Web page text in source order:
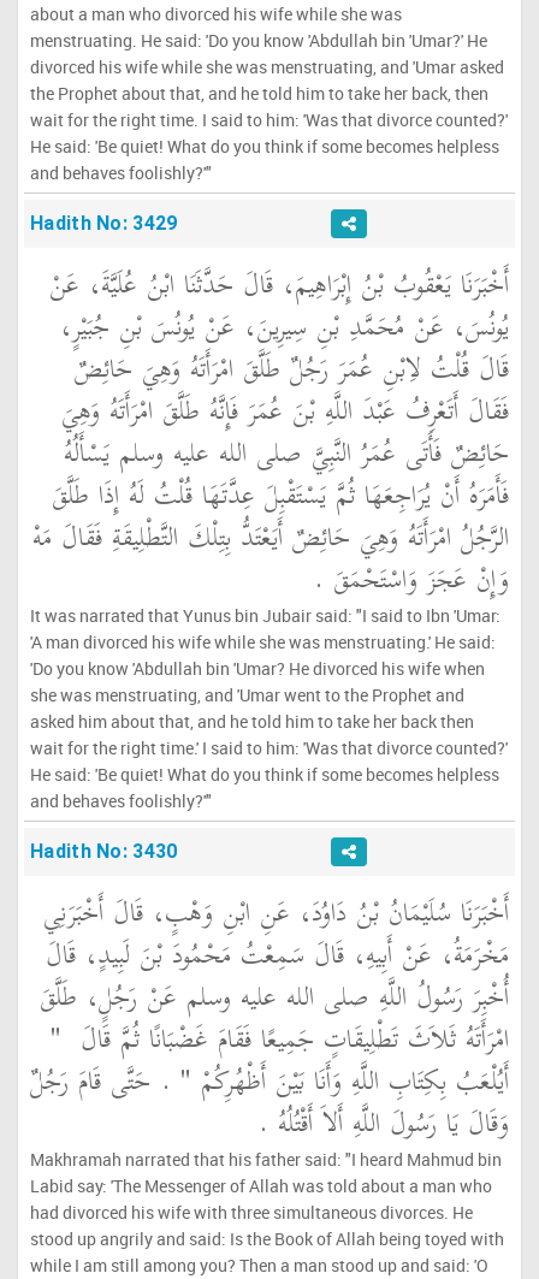
about a man who divorced his wife while she was
menstruating. He said: 'Do you know 'Abdullah bin 'Umar?' He
divorced his wife while she was menstruating, and 'Umar asked
the Prophet about that, and he told him to take her back, then
wait for the right time. I said to him: 'Was that divorce counted?'
He said: 'Be quiet! What do you think if some becomes helpless
and behaves foolishly?'"
Hadith No: 3429
أَخْبَرَنَا يَعْقُوبُ بْنُ إِبْرَاهِيمَ، قَالَ حَدَّثَنَا ابْنُ عُلَيَّةَ، عَنْ
يُونُسَ، عَنْ مُحَمَّدِ بْنِ سِيرِينَ، عَنْ يُونُسَ بْنِ جُبَيْرٍ،
قَالَ قُلْتُ لاِبْنِ عُمَرَ رَجُلٌ طَلَّقَ امْرَأَتَهُ وَهِيَ حَائِضٌ
فَقَالَ أَتَعْرِفُ عَبْدَ اللَّهِ بْنَ عُمَرَ فَإِنَّهُ طَلَّقَ امْرَأَتَهُ وَهِيَ
حَائِضٌ فَأَتَى عُمَرُ النَّبِيَّ صلى الله عليه وسلم يَسْأَلُهُ
فَأَمَرَهُ أَنْ يُرَاجِعَهَا ثُمَّ يَسْتَقْبِلَ عِدَّتَهَا قُلْتُ لَهُ إِذَا طَلَّقَ
الرَّجُلُ امْرَأَتَهُ وَهِيَ حَائِضٌ أَيَعْتَدُّ بِتِلْكَ التَّطْلِيقَةِ فَقَالَ مَهْ
وَإِنْ عَجَزَ وَاسْتَحْمَقَ ‏.‏
It was narrated that Yunus bin Jubair said: "I said to Ibn 'Umar:
'A man divorced his wife while she was menstruating.' He said:
'Do you know 'Abdullah bin 'Umar? He divorced his wife when
she was menstruating, and 'Umar went to the Prophet and
asked him about that, and he told him to take her back then
wait for the right time.' I said to him: 'Was that divorce counted?'
He said: 'Be quiet! What do you think if some becomes helpless
and behaves foolishly?'"
Hadith No: 3430
أَخْبَرَنَا سُلَيْمَانُ بْنُ دَاوُدَ، عَنِ ابْنِ وَهْبٍ، قَالَ أَخْبَرَنِي
مَخْرَمَةُ، عَنْ أَبِيهِ، قَالَ سَمِعْتُ مَحْمُودَ بْنَ لَبِيدٍ، قَالَ
أُخْبِرَ رَسُولُ اللَّهِ صلى الله عليه وسلم عَنْ رَجُلٍ، طَلَّقَ
امْرَأَتَهُ ثَلاَثَ تَطْلِيقَاتٍ جَمِيعًا فَقَامَ غَضْبَانًا ثُمَّ قَالَ ‏ "‏
أَيُلْعَبُ بِكِتَابِ اللَّهِ وَأَنَا بَيْنَ أَظْهُرِكُمْ ‏" ‏ ‏.‏ حَتَّى قَامَ رَجُلٌ
وَقَالَ يَا رَسُولَ اللَّهِ أَلاَ أَقْتُلُهُ ‏.‏
Makhramah narrated that his father said: "I heard Mahmud bin
Labid say: 'The Messenger of Allah was told about a man who
had divorced his wife with three simultaneous divorces. He
stood up angrily and said: Is the Book of Allah being toyed with
while I am still among you? Then a man stood up and said: 'O